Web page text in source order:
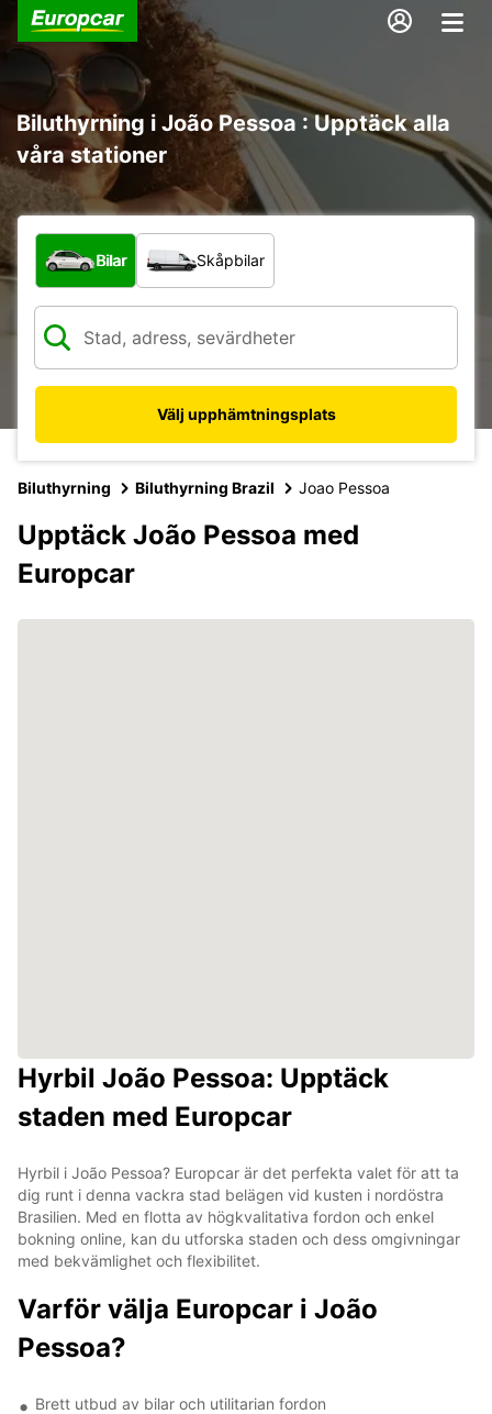
Biluthyrning i João Pessoa : Upptäck alla
våra stationer
Vilken typ av fordon?
Bilar Skåpbilar
Välj upphämtningsplats
Biluthyrning Biluthyrning Brazil Joao Pessoa
Upptäck João Pessoa med
Europcar
Hyrbil João Pessoa: Upptäck
staden med Europcar
Hyrbil i João Pessoa? Europcar är det perfekta valet för att ta
dig runt i denna vackra stad belägen vid kusten i nordöstra
Brasilien. Med en flotta av högkvalitativa fordon och enkel
bokning online, kan du utforska staden och dess omgivningar
med bekvämlighet och flexibilitet.
Varför välja Europcar i João
Pessoa?
Brett utbud av bilar och utilitarian fordon